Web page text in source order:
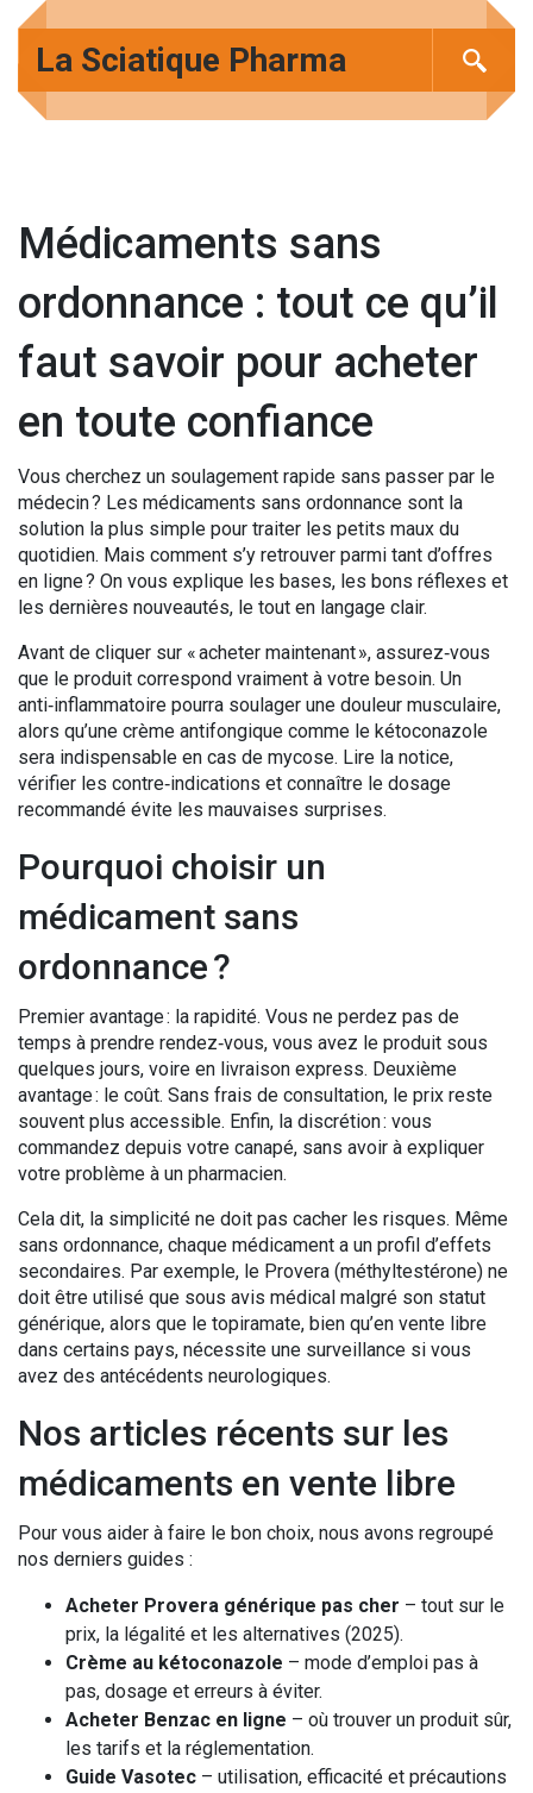
La Sciatique Pharma
Médicaments sans
ordonnance : tout ce qu’il
faut savoir pour acheter
en toute confiance
Vous cherchez un soulagement rapide sans passer par le
médecin ? Les médicaments sans ordonnance sont la
solution la plus simple pour traiter les petits maux du
quotidien. Mais comment s’y retrouver parmi tant d’offres
en ligne ? On vous explique les bases, les bons réflexes et
les dernières nouveautés, le tout en langage clair.
Avant de cliquer sur « acheter maintenant », assurez‑vous
que le produit correspond vraiment à votre besoin. Un
anti‑inflammatoire pourra soulager une douleur musculaire,
alors qu’une crème antifongique comme le kétoconazole
sera indispensable en cas de mycose. Lire la notice,
vérifier les contre‑indications et connaître le dosage
recommandé évite les mauvaises surprises.
Pourquoi choisir un
médicament sans
ordonnance ?
Premier avantage : la rapidité. Vous ne perdez pas de
temps à prendre rendez‑vous, vous avez le produit sous
quelques jours, voire en livraison express. Deuxième
avantage : le coût. Sans frais de consultation, le prix reste
souvent plus accessible. Enfin, la discrétion : vous
commandez depuis votre canapé, sans avoir à expliquer
votre problème à un pharmacien.
Cela dit, la simplicité ne doit pas cacher les risques. Même
sans ordonnance, chaque médicament a un profil d’effets
secondaires. Par exemple, le Provera (méthyltestérone) ne
doit être utilisé que sous avis médical malgré son statut
générique, alors que le topiramate, bien qu’en vente libre
dans certains pays, nécessite une surveillance si vous
avez des antécédents neurologiques.
Nos articles récents sur les
médicaments en vente libre
Pour vous aider à faire le bon choix, nous avons regroupé
nos derniers guides :
Acheter Provera générique pas cher – tout sur le
prix, la légalité et les alternatives (2025).
Crème au kétoconazole – mode d’emploi pas à
pas, dosage et erreurs à éviter.
Acheter Benzac en ligne – où trouver un produit sûr,
les tarifs et la réglementation.
Guide Vasotec – utilisation, efficacité et précautions